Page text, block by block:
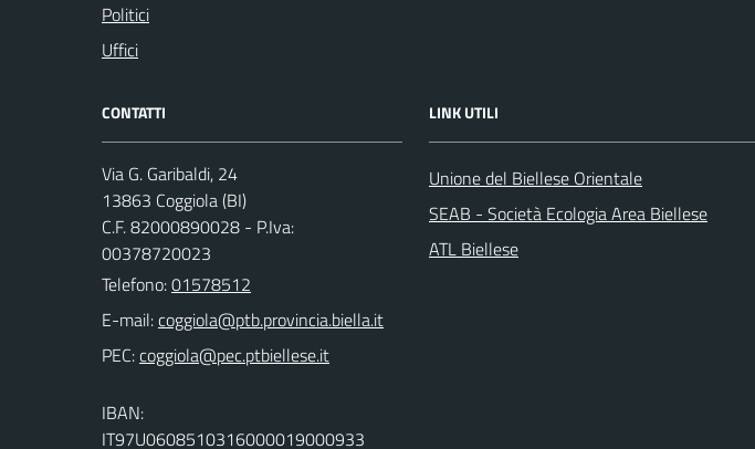
Politici
Uffici
CONTATTI
Via G. Garibaldi, 24
13863 Coggiola (BI)
C.F. 82000890028 - P.Iva:
00378720023
Telefono:01578512
E-mail:
PEC:
IBAN:
IT97U0608510316000019000933
LINK UTILI
Unione del Biellese Orientale
SEAB - Società Ecologia Area Biellese
ATL Biellese